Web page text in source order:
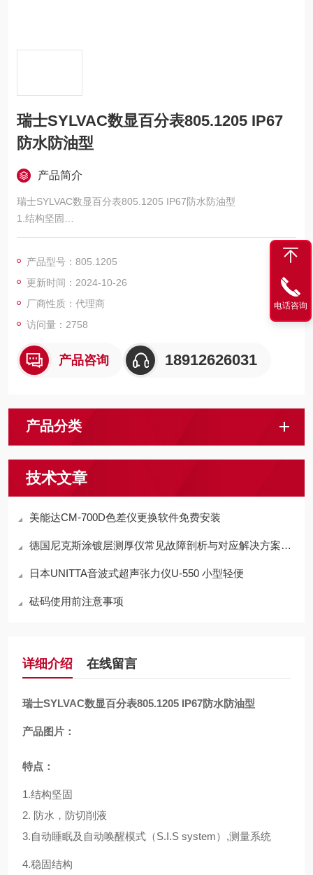
瑞士SYLVAC数显百分表805.1205 IP67
防水防油型
产品简介
瑞士SYLVAC数显百分表805.1205 IP67防水防油型
1.结构坚固
2. 防水，防切削液
产品型号：805.1205
更新时间：2024-10-26
厂商性质：代理商
访问量：2758
产品咨询 18912626031
产品分类
技术文章
美能达CM-700D色差仪更换软件免费安装
德国尼克斯涂镀层测厚仪常见故障剖析与对应解决方案分享
日本UNITTA音波式超声张力仪U-550 小型轻便
砝码使用前注意事项
详细介绍 在线留言
瑞士SYLVAC数显百分表805.1205 IP67防水防油型
产品图片：
特点：
1.结构坚固
2. 防水，防切削液
3.自动睡眠及自动唤醒模式（S.I.S system）,测量系统
4.稳固结构
电话咨询